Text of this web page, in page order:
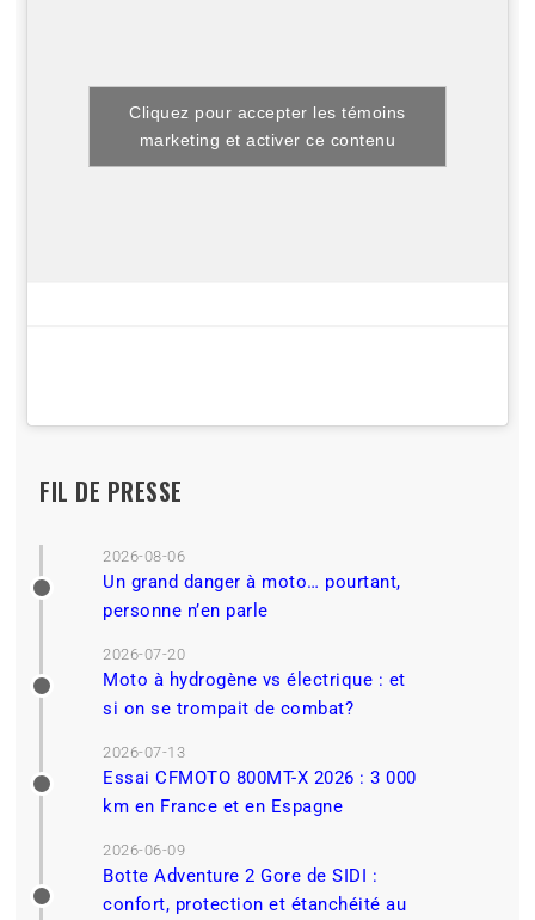
Cliquez pour accepter les témoins
marketing et activer ce contenu
FIL DE PRESSE
2026-08-06
Un grand danger à moto… pourtant,
personne n’en parle
2026-07-20
Moto à hydrogène vs électrique : et
si on se trompait de combat?
2026-07-13
Essai CFMOTO 800MT-X 2026 : 3 000
km en France et en Espagne
2026-06-09
Botte Adventure 2 Gore de SIDI :
confort, protection et étanchéité au